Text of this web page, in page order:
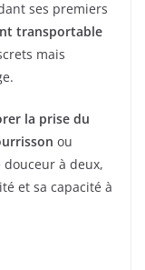
ses premiers
transportable
mais
la prise du
ou
à deux,
et sa capacité à